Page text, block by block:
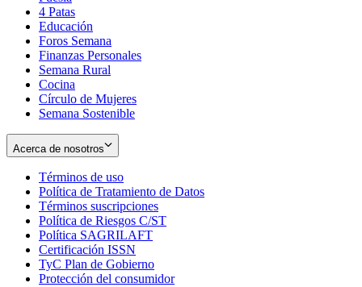
new
window
in
new
window
4 Patas
Educación
Foros Semana
Finanzas Personales
Semana Rural
Cocina
Círculo de Mujeres
Semana Sostenible
Acerca de nosotros
Términos de uso
in
new
window
Política de Tratamiento de Datos
Términos suscripciones
in
Política de Riesgos C/ST
Política SAGRILAFT
new
window
Certificación ISSN
in
new
TyC Plan de Gobierno
in
Protección del consumidorOpens